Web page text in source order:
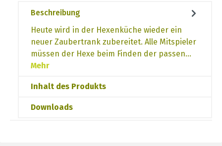
Beschreibung
Heute wird in der Hexenküche wieder ein
neuer Zaubertrank zubereitet. Alle Mitspieler
müssen der Hexe beim Finden der passen…
Mehr
Inhalt des Produkts
Downloads